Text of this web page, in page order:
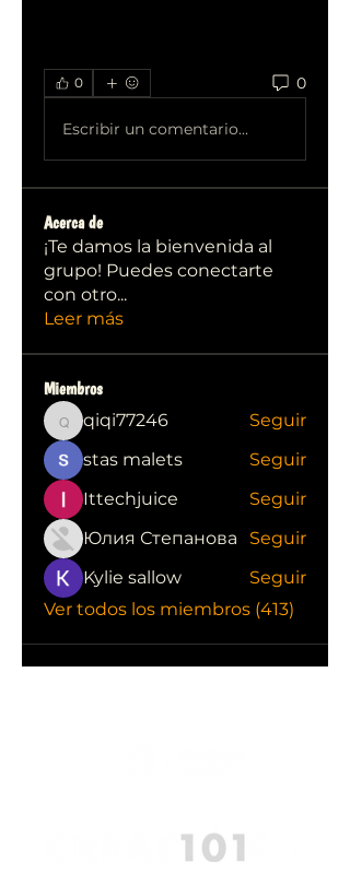
0 0
Escribir un comentario...
Acerca de
¡Te damos la bienvenida al
grupo! Puedes conectarte
con otro...
Leer más
Miembros
qiqi77246
qiqi77246
Seguir
stas malets
Seguir
Ittechjuice
Seguir
Юлия Степанова
Seguir
Kylie sallow
Seguir
Ver todos los miembros (413)